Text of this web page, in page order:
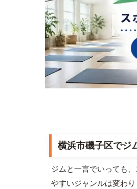
横浜市磯子区でジ
ジムと一言でいっても
やすいジャンルは変わり